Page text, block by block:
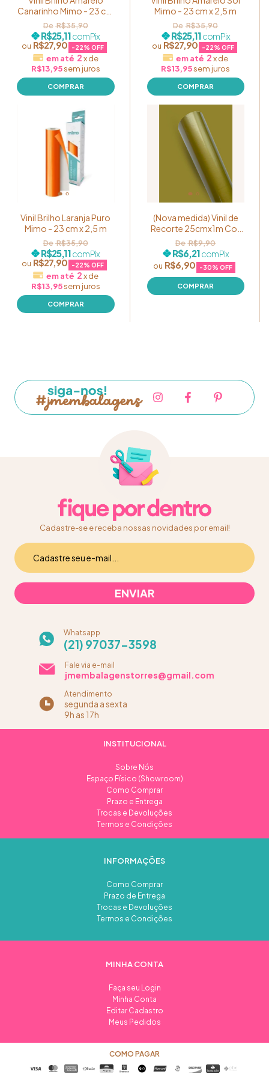
Canarinho Mimo - 23 cm
x 2,5 m
R$27,90 -22% OFF
R$35,90
R$25,11comPix
2xde
R$13,95sem juros
Mimo - 23 cm x 2,5 m
R$27,90 -22% OFF
R$35,90
R$25,11comPix
2xde
R$13,95sem juros
Vinil Brilho Laranja Puro
Mimo - 23 cm x 2,5 m
R$27,90 -22% OFF
R$35,90
R$25,11comPix
2xde
R$13,95sem juros
(Nova medida) Vinil de
Recorte 25cmx1m Cor
Dark Golden
R$6,90 -30% OFF
R$9,90
R$6,21comPix
Cadastre-se e receba nossas novidades por email!
Whatsapp
(21) 97037-3598
Fale via e-mail
jmembalagenstorres@gmail.com
Atendimento
segunda a sexta
9h as 17h
INSTITUCIONAL
Sobre Nós
Espaço Físico (Showroom)
Como Comprar
Prazo e Entrega
Trocas e Devoluções
Termos e Condições
INFORMAÇÕES
Como Comprar
Prazo de Entrega
Trocas e Devoluções
Termos e Condições
MINHA CONTA
Faça seu Login
Minha Conta
Editar Cadastro
Meus Pedidos
COMO PAGAR